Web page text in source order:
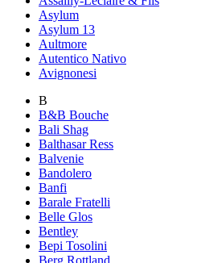
Asylum
Asylum 13
Aultmore
Autentico Nativo
Avignonesi
B
B&B Bouche
Bali Shag
Balthasar Ress
Balvenie
Bandolero
Banfi
Barale Fratelli
Belle Glos
Bentley
Bepi Tosolini
Berg Rottland